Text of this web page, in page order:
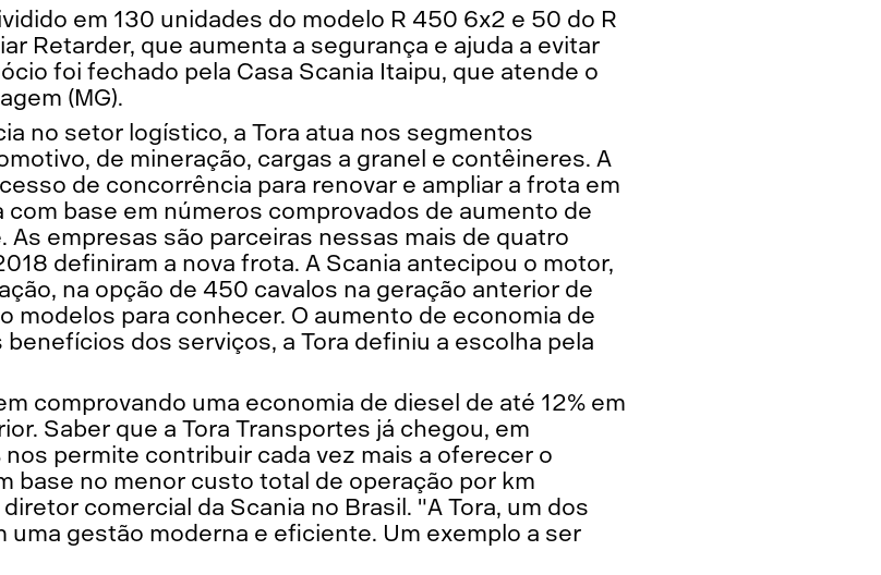
em 130 unidades do modelo R 450 6x2 e 50 do R
Retarder, que aumenta a segurança e ajuda a evitar
foi fechado pela Casa Scania Itaipu, que atende o
(MG).
no setor logístico, a Tora atua nos segmentos
de mineração, cargas a granel e contêineres. A
de concorrência para renovar e ampliar a frota em
com base em números comprovados de aumento de
empresas são parceiras nessas mais de quatro
definiram a nova frota. A Scania antecipou o motor,
na opção de 450 cavalos na geração anterior de
modelos para conhecer. O aumento de economia de
benefícios dos serviços, a Tora definiu a escolha pela
comprovando uma economia de diesel de até 12% em
Saber que a Tora Transportes já chegou, em
permite contribuir cada vez mais a oferecer o
base no menor custo total de operação por km
comercial da Scania no Brasil. "A Tora, um dos
gestão moderna e eficiente. Um exemplo a ser